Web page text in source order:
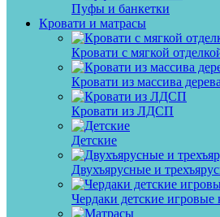
Пуфы и банкетки
Кровати и матрасы
Кровати с мягкой
Кровати из массива дерева
Кровати из ЛДСП
Детские
Двухъярусные и
Чердаки детские игровые